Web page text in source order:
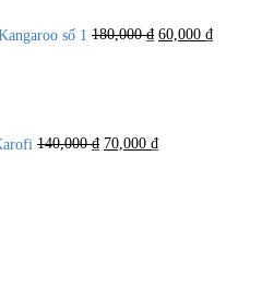
số 1 180,000₫ là:
60,000 ₫tại
140,000₫ là:
70,000 ₫tại